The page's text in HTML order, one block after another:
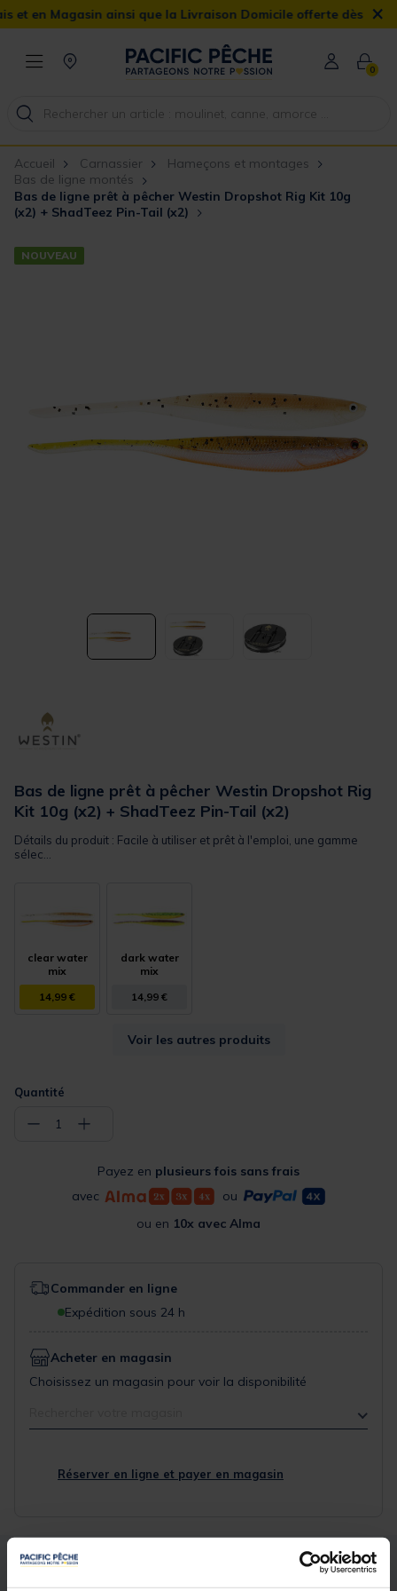
Magasin ainsi que la Livraison Domicile offerte dès 90€ ×
0
Accueil Carnassier
Hameçons et montages
Bas de ligne montés
Bas de ligne prêt à pêcher Westin Dropshot Rig Kit 10g
(x2) + ShadTeez Pin-Tail (x2)
NOUVEAU
Bas de ligne prêt à pêcher Westin Dropshot Rig
Kit 10g (x2) + ShadTeez Pin-Tail (x2)
Détails du produit : Facile à utiliser et prêt à l'emploi, une gamme
sélec...
clear water
mix
14,99 €
dark water
mix
14,99 €
Voir les autres produits
Quantité
− 1 +
Payez en plusieurs fois sans frais
avec
ou
ou en 10x avec Alma
Commander en ligne
Expédition sous 24 h
Acheter en magasin
Choisissez un magasin pour voir la disponibilité
Réserver en ligne et payer en magasin